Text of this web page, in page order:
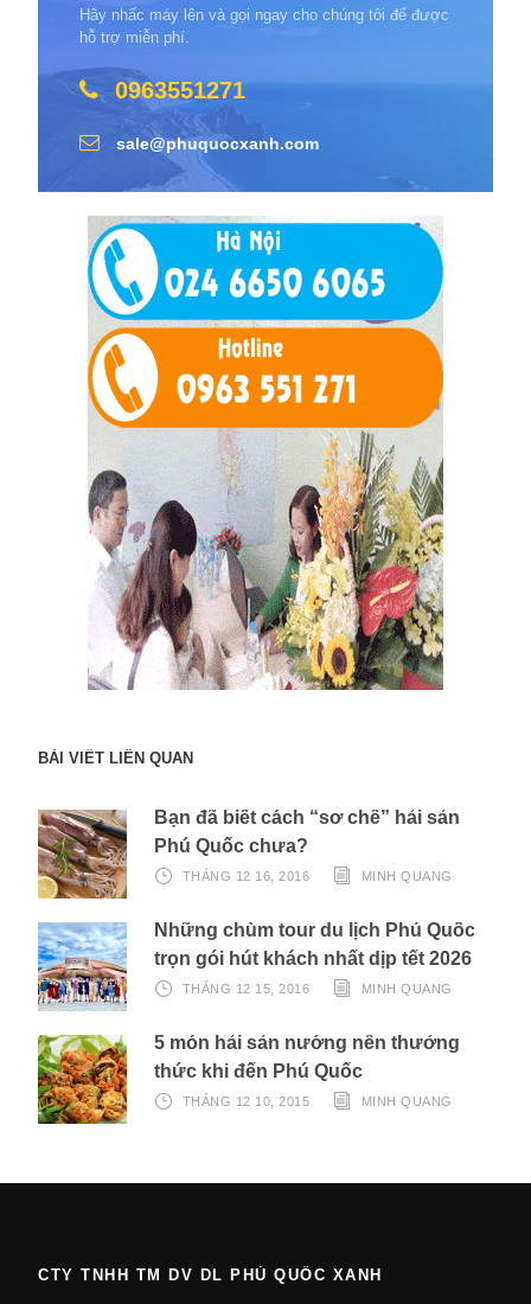
Hãy nhấc máy lên và gọi ngay cho chúng tôi để được
hỗ trợ miễn phí.
0963551271
sale@phuquocxanh.com
BÀI VIẾT LIÊN QUAN
Bạn đã biết cách “sơ chế” hải sản
Phú Quốc chưa?
THÁNG 12 16, 2016 MINH QUANG
Những chùm tour du lịch Phú Quốc
trọn gói hút khách nhất dịp tết 2026
THÁNG 12 15, 2016 MINH QUANG
5 món hải sản nướng nên thưởng
thức khi đến Phú Quốc
THÁNG 12 10, 2015 MINH QUANG
CTY TNHH TM DV DL PHÚ QUỐC XANH